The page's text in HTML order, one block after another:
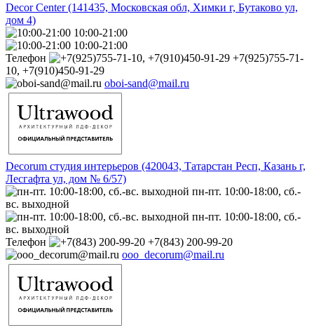
Decor Center (141435, Московская обл, Химки г, Бутаково ул,
дом 4)
10:00-21:00
10:00-21:00
Телефон
+7(925)755-71-
10, +7(910)450-91-29
oboi-sand@mail.ru
Decorum студия интерьеров (420043, Татарстан Респ, Казань г,
Лесгафта ул, дом № 6/57)
пн-пт. 10:00-18:00, сб.-
вс. выходной
пн-пт. 10:00-18:00, сб.-
вс. выходной
Телефон
+7(843) 200-99-20
ooo_decorum@mail.ru